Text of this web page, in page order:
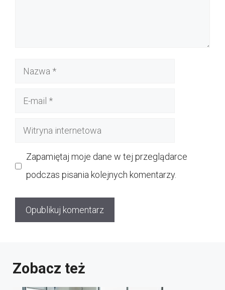
Nazwa
Witryna
Zapamiętaj moje dane w tej przeglądarce
podczas pisania kolejnych komentarzy.
Zobacz też